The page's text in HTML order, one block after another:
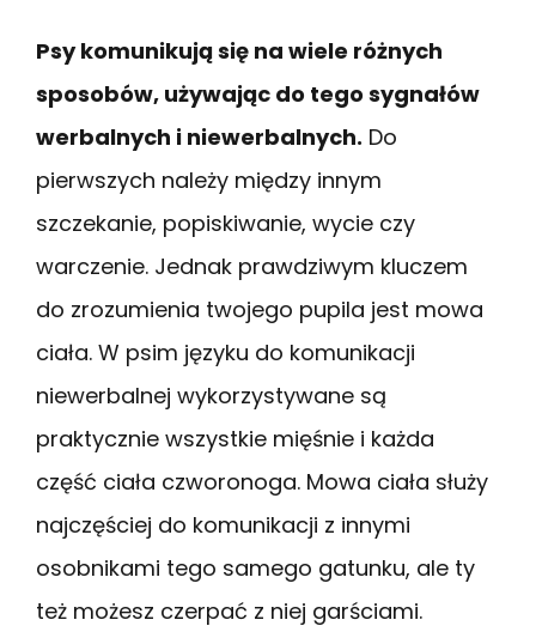
Psy komunikują się na wiele różnych
sposobów, używając do tego sygnałów
werbalnych i niewerbalnych. Do
pierwszych należy między innym
szczekanie, popiskiwanie, wycie czy
warczenie. Jednak prawdziwym kluczem
do zrozumienia twojego pupila jest mowa
ciała. W psim języku do komunikacji
niewerbalnej wykorzystywane są
praktycznie wszystkie mięśnie i każda
część ciała czworonoga. Mowa ciała służy
najczęściej do komunikacji z innymi
osobnikami tego samego gatunku, ale ty
też możesz czerpać z niej garściami.